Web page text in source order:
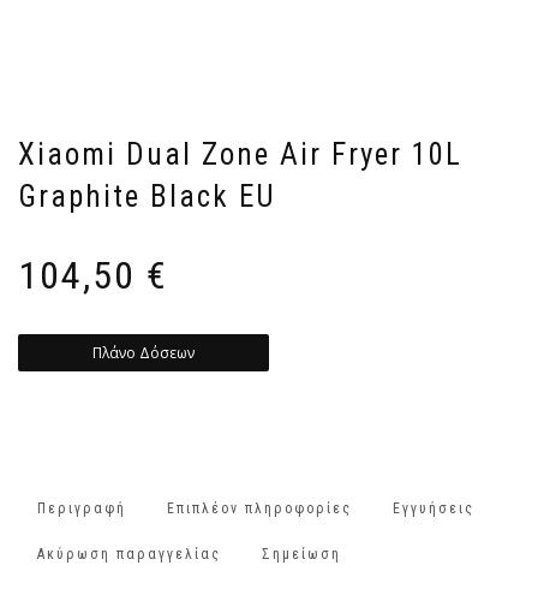
Xiaomi Dual Zone Air Fryer 10L
Graphite Black EU
104,50 €
Πλάνο Δόσεων
Περιγραφή Επιπλέον πληροφορίες Εγγυήσεις
Ακύρωση παραγγελίας Σημείωση